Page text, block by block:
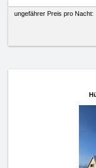
ungefährer Preis pro Nacht: